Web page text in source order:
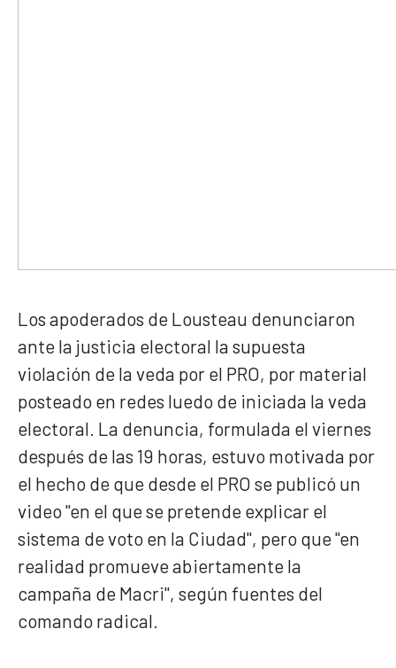
Los apoderados de Lousteau denunciaron
ante la justicia electoral la supuesta
violación de la veda por el PRO, por material
posteado en redes luedo de iniciada la veda
electoral. La denuncia, formulada el viernes
después de las 19 horas, estuvo motivada por
el hecho de que desde el PRO se publicó un
video "en el que se pretende explicar el
sistema de voto en la Ciudad", pero que "en
realidad promueve abiertamente la
campaña de Macri", según fuentes del
comando radical.